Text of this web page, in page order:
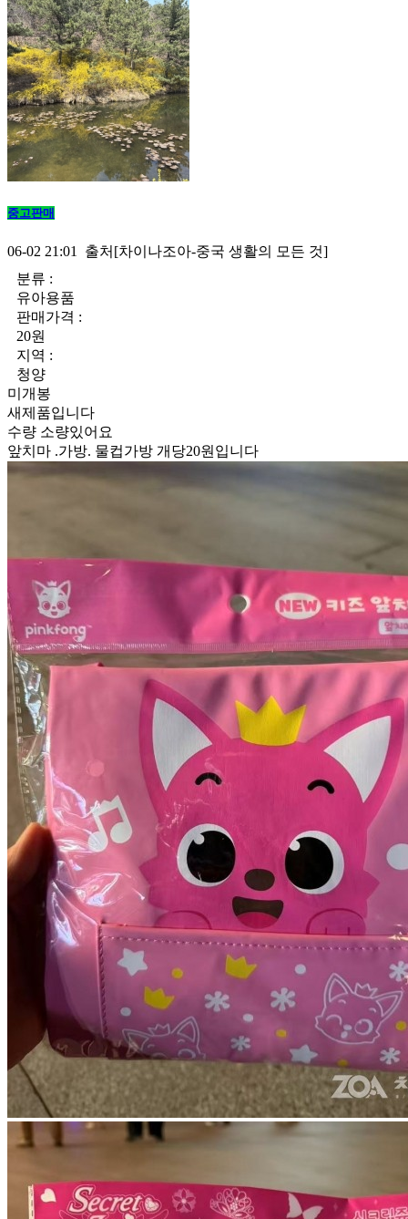
중고판매
06-02 21:01 출처[차이나조아-중국 생활의 모든 것]
분류 :
유아용품
판매가격 :
20원
지역 :
청양
미개봉
새제품입니다
수량 소량있어요
앞치마 .가방. 물컵가방 개당20원입니다